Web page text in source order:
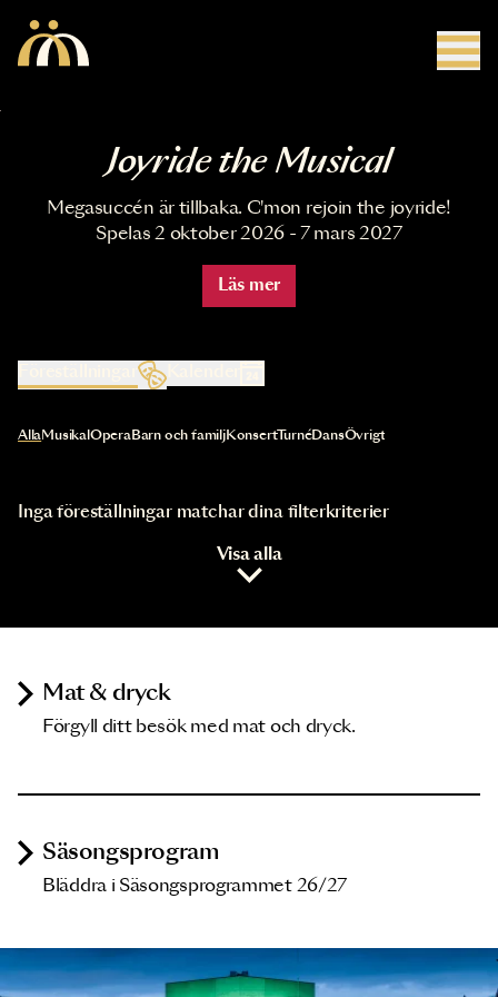
Joyride the Musical
Megasuccén är tillbaka. C'mon rejoin the joyride!
Spelas 2 oktober 2026 - 7 mars 2027
Läs mer
Kalender
Val av kategori uppdaterar innehållet automatiskt
AllaMusikal OperaBarn och familjKonsertTurnéDansÖvrigt
Inga föreställningar matchar dina filterkriterier
Visa alla
Mat & dryck
Förgyll ditt besök med mat och dryck.
Säsongsprogram
Bläddra i Säsongsprogrammet 26/27